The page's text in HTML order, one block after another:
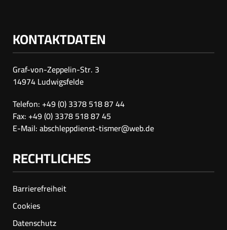
KONTAKTDATEN
Graf-von-Zeppelin-Str. 3
14974 Ludwigsfelde
Telefon: +49 (0) 3378 518 87 44
Fax: +49 (0) 3378 518 87 45
E-Mail:abschleppdienst-tismer@web.de
RECHTLICHES
Barrierefreiheit
Cookies
Datenschutz